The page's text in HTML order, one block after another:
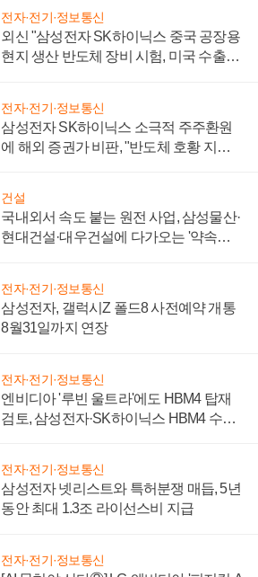
전자·전기·정보통신
외신 "삼성전자 SK하이닉스 중국 공장용
현지 생산 반도체 장비 시험, 미국 수출통
전자·전기·정보통신
삼성전자 SK하이닉스 소극적 주주환원
에 해외 증권가 비판, "반도체 호황 지속
건설
국내외서 속도 붙는 원전 사업, 삼성물산·
현대건설·대우건설에 다가오는 '약속의
전자·전기·정보통신
삼성전자, 갤럭시Z 폴드8 사전예약 개통
8월31일까지 연장
전자·전기·정보통신
엔비디아 '루빈 울트라'에도 HBM4 탑재
검토, 삼성전자·SK하이닉스 HBM4 수율
전자·전기·정보통신
삼성전자 넷리스트와 특허분쟁 매듭, 5년
동안 최대 1.3조 라이선스비 지급
전자·전기·정보통신